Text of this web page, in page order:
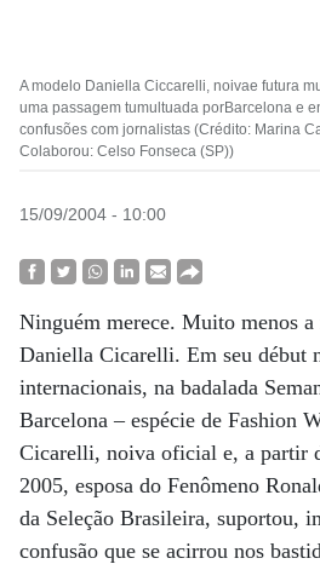
A modelo Daniella Ciccarelli, noivae futura
uma passagem tumultuada porBarcelona e
confusões com jornalistas (Crédito: Marina
Colaborou: Celso Fonseca (SP))
15/09/2004 - 10:00
Ninguém merece. Muito menos
Daniella Cicarelli. Em seu début
internacionais, na badalada
Barcelona – espécie de Fashion
Cicarelli, noiva oficial e, a partir
2005, esposa do Fenômeno
da Seleção Brasileira, suportou,
confusão que se acirrou nos